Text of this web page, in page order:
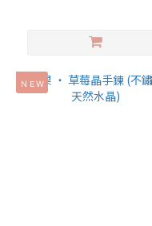
ＮＥＷ